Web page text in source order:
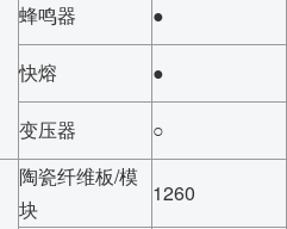
蜂鸣器 ●
快熔 ●
变压器 ○
陶瓷纤维板/模
块
1260